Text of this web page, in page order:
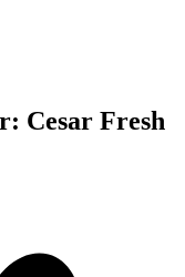
Cesar Fresh